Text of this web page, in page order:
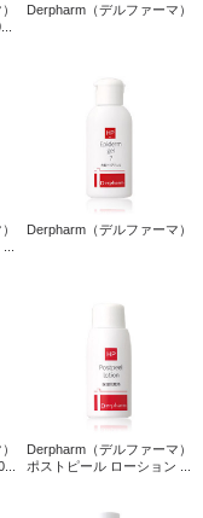
Derpharm（デルファーマ）
Derpharm（デルファーマ）
Derpharm（デルファーマ）
ポストピール ローション ...